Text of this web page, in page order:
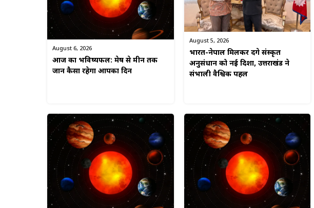
August 6, 2026
आज का भविष्यफल: मेष से मीन तक
जानें कैसा रहेगा आपका दिन
August 5, 2026
भारत-नेपाल मिलकर देंगे संस्कृत
अनुसंधान को नई दिशा, उत्तराखंड ने
संभाली वैश्विक पहल